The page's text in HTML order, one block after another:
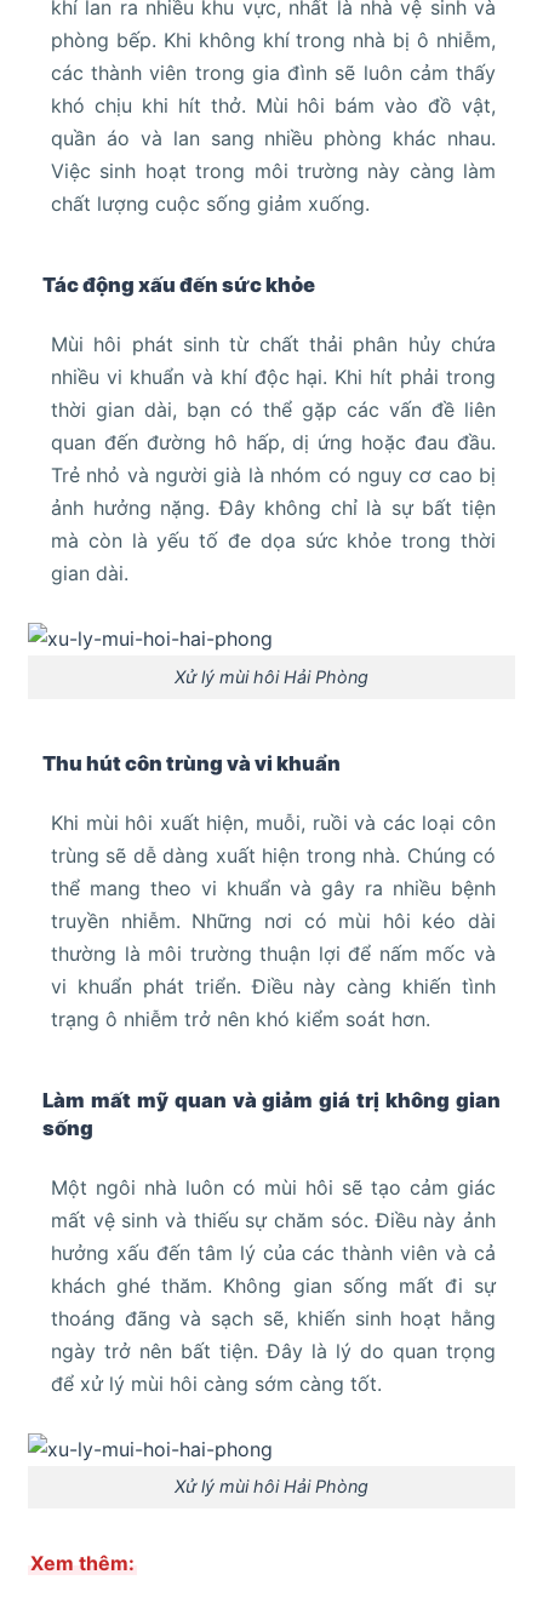
khí lan ra nhiều khu vực, nhất là nhà vệ sinh và
phòng bếp. Khi không khí trong nhà bị ô nhiễm,
các thành viên trong gia đình sẽ luôn cảm thấy
khó chịu khi hít thở. Mùi hôi bám vào đồ vật,
quần áo và lan sang nhiều phòng khác nhau.
Việc sinh hoạt trong môi trường này càng làm
chất lượng cuộc sống giảm xuống.
Tác động xấu đến sức khỏe
Mùi hôi phát sinh từ chất thải phân hủy chứa
nhiều vi khuẩn và khí độc hại. Khi hít phải trong
thời gian dài, bạn có thể gặp các vấn đề liên
quan đến đường hô hấp, dị ứng hoặc đau đầu.
Trẻ nhỏ và người già là nhóm có nguy cơ cao bị
ảnh hưởng nặng. Đây không chỉ là sự bất tiện
mà còn là yếu tố đe dọa sức khỏe trong thời
gian dài.
Xử lý mùi hôi Hải Phòng
Thu hút côn trùng và vi khuẩn
Khi mùi hôi xuất hiện, muỗi, ruồi và các loại côn
trùng sẽ dễ dàng xuất hiện trong nhà. Chúng có
thể mang theo vi khuẩn và gây ra nhiều bệnh
truyền nhiễm. Những nơi có mùi hôi kéo dài
thường là môi trường thuận lợi để nấm mốc và
vi khuẩn phát triển. Điều này càng khiến tình
trạng ô nhiễm trở nên khó kiểm soát hơn.
Làm mất mỹ quan và giảm giá trị không gian
sống
Một ngôi nhà luôn có mùi hôi sẽ tạo cảm giác
mất vệ sinh và thiếu sự chăm sóc. Điều này ảnh
hưởng xấu đến tâm lý của các thành viên và cả
khách ghé thăm. Không gian sống mất đi sự
thoáng đãng và sạch sẽ, khiến sinh hoạt hằng
ngày trở nên bất tiện. Đây là lý do quan trọng
để xử lý mùi hôi càng sớm càng tốt.
Xử lý mùi hôi Hải Phòng
Xem thêm: